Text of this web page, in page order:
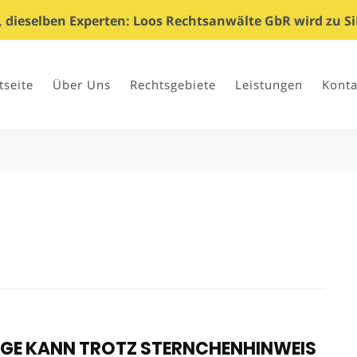
Experten: Loos Rechtsanwälte GbR wird zu
Über Uns Rechtsgebiete Leistungen
KANN TROTZ STERNCHENHINWEIS